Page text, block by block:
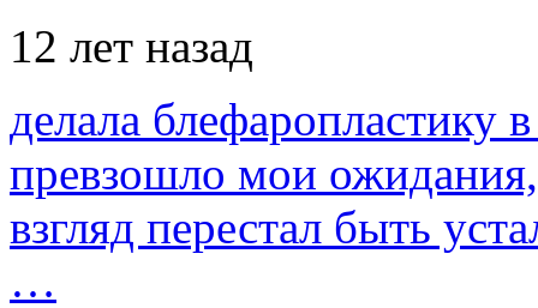
12 лет назад
делала блефаропластику
превзошло мои
взгляд перестал быть
…